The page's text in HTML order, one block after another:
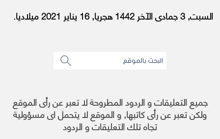
السبت, 3 جمادى الآخر 1442 هجريا, 16 يناير 2021 ميلاديا.
جميع التعليقات و الردود المطروحة لا تعبر عن رأى الموقع
ولكن تعبر عن رأى كاتبها, و الموقع لا يتحمل اى مسؤولية
تجاه تلك التعليقات و الردود